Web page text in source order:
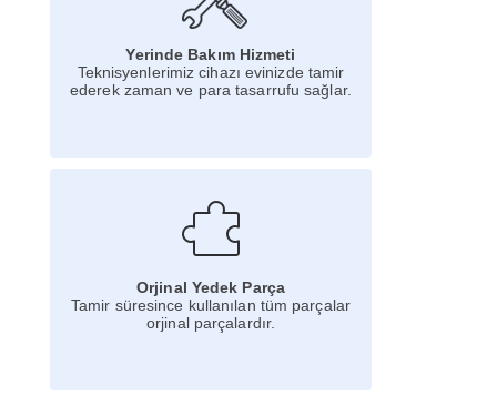
Yerinde Bakım Hizmeti
Teknisyenlerimiz cihazı evinizde tamir
ederek zaman ve para tasarrufu sağlar.
Orjinal Yedek Parça
Tamir süresince kullanılan tüm parçalar
orjinal parçalardır.